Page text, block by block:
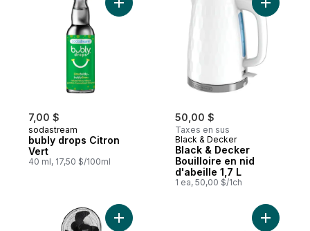
7,00 $
sodastream
bubly drops Citron
Vert
40 ml, 17,50 $/100ml
Ajouter bubly drops Citron Vert au panier
50,00 $
Taxes en sus
Black & Decker
Black & Decker
Bouilloire en nid
d'abeille 1,7 L
1 ea, 50,00 $/1ch
Ajouter
Ajouter Ventilateur sur pied de 40 cm
Ajouter